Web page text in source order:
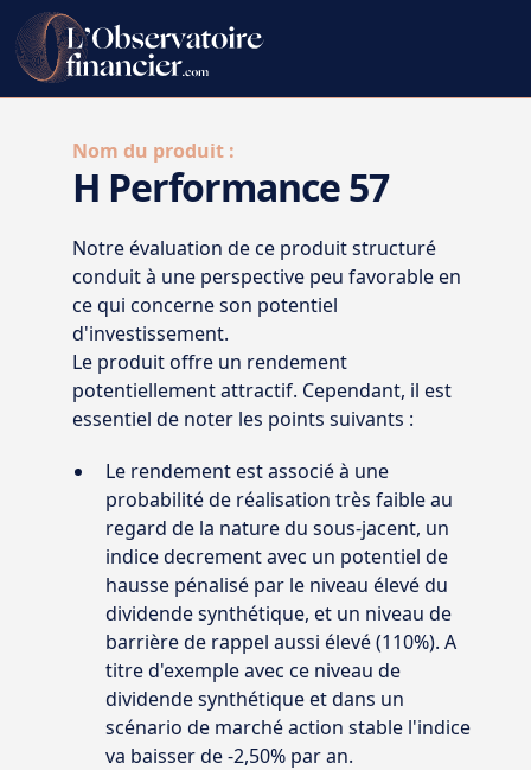
Nom du produit :
H Performance 57
Notre évaluation de ce produit structuré
conduit à une perspective peu favorable en
ce qui concerne son potentiel
d'investissement.
Le produit offre un rendement
potentiellement attractif. Cependant, il est
essentiel de noter les points suivants :
Le rendement est associé à une
probabilité de réalisation très faible au
regard de la nature du sous-jacent, un
indice decrement avec un potentiel de
hausse pénalisé par le niveau élevé du
dividende synthétique, et un niveau de
barrière de rappel aussi élevé (110%). A
titre d'exemple avec ce niveau de
dividende synthétique et dans un
scénario de marché action stable l'indice
va baisser de -2,50% par an.